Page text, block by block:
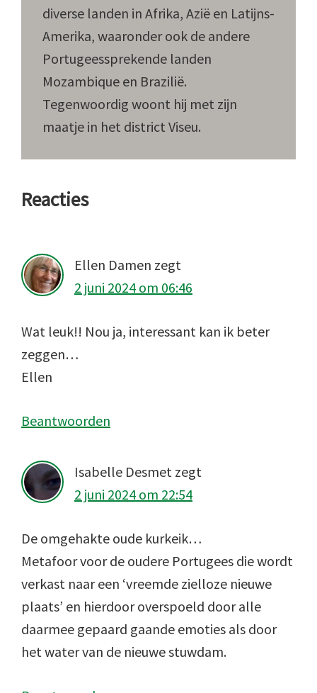
diverse landen in Afrika, Azië en Latijns-
Amerika, waaronder ook de andere
Portugeessprekende landen
Mozambique en Brazilië.
Tegenwoordig woont hij met zijn
maatje in het district Viseu.
Lees
Reacties
Ellen Damen zegt
2 juni 2024 om 06:46
Wat leuk!! Nou ja, interessant kan ik beter
zeggen…
Ellen
Beantwoorden
Isabelle Desmet zegt
2 juni 2024 om 22:54
De omgehakte oude kurkeik…
Metafoor voor de oudere Portugees die wordt
verkast naar een ‘vreemde zielloze nieuwe
plaats’ en hierdoor overspoeld door alle
daarmee gepaard gaande emoties als door
het water van de nieuwe stuwdam.